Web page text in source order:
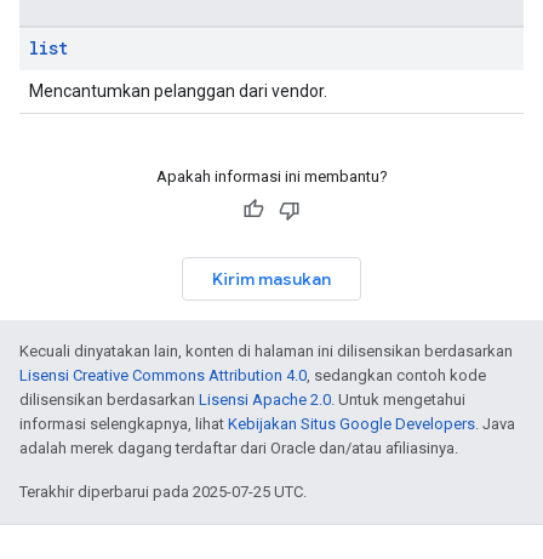
list
Mencantumkan pelanggan dari vendor.
Apakah informasi ini membantu?
Kirim masukan
Kecuali dinyatakan lain, konten di halaman ini dilisensikan berdasarkan
Lisensi Creative Commons Attribution 4.0, sedangkan contoh kode
dilisensikan berdasarkan Lisensi Apache 2.0. Untuk mengetahui
informasi selengkapnya, lihat Kebijakan Situs Google Developers. Java
adalah merek dagang terdaftar dari Oracle dan/atau afiliasinya.
Terakhir diperbarui pada 2025-07-25 UTC.